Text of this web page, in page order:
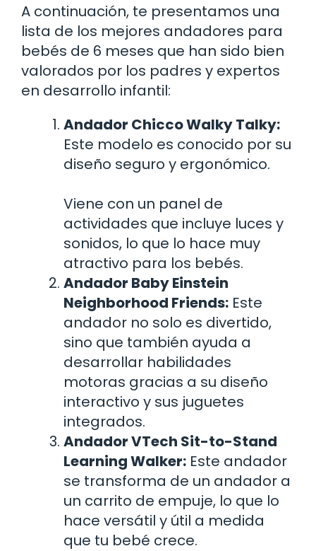
A continuación, te presentamos una
lista de los mejores andadores para
bebés de 6 meses que han sido bien
valorados por los padres y expertos
en desarrollo infantil:
Andador Chicco Walky Talky:
Este modelo es conocido por su
diseño seguro y ergonómico.
Viene con un panel de
actividades que incluye luces y
sonidos, lo que lo hace muy
atractivo para los bebés.
Andador Baby Einstein
Neighborhood Friends: Este
andador no solo es divertido,
sino que también ayuda a
desarrollar habilidades
motoras gracias a su diseño
interactivo y sus juguetes
integrados.
Andador VTech Sit-to-Stand
Learning Walker: Este andador
se transforma de un andador a
un carrito de empuje, lo que lo
hace versátil y útil a medida
que tu bebé crece.